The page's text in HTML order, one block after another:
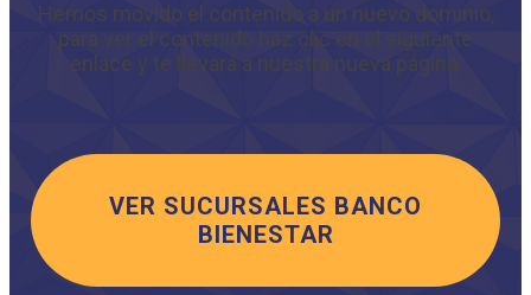
Hemos movido el contenido a un nuevo dominio,
para ver el contenido haz clic en el siguiente
enlace y te llevará a nuestra nueva página.
VER SUCURSALES BANCO
BIENESTAR